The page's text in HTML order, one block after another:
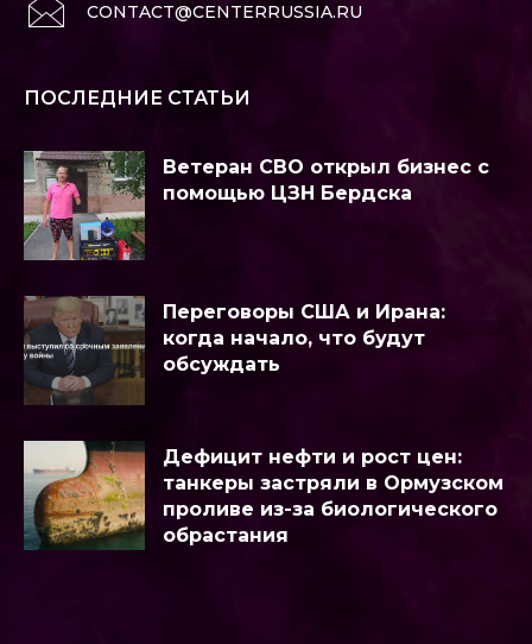
CONTACT@CENTERRUSSIA.RU
ПОСЛЕДНИЕ СТАТЬИ
Ветеран СВО открыл бизнес с
помощью ЦЗН Бердска
Переговоры США и Ирана:
когда начало, что будут
обсуждать
Дефицит нефти и рост цен:
танкеры застряли в Ормузском
проливе из-за биологического
обрастания